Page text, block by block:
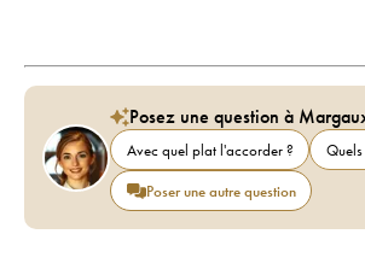
Posez une question à
Avec quel plat l'accorder ?
Poser une autre question